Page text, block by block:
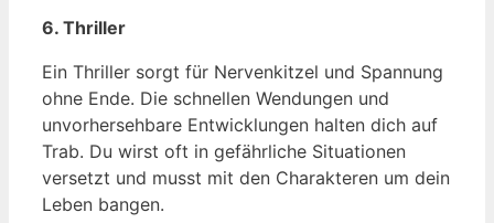
6. Thriller
Ein Thriller sorgt für Nervenkitzel und Spannung
ohne Ende. Die schnellen Wendungen und
unvorhersehbare Entwicklungen halten dich auf
Trab. Du wirst oft in gefährliche Situationen
versetzt und musst mit den Charakteren um dein
Leben bangen.